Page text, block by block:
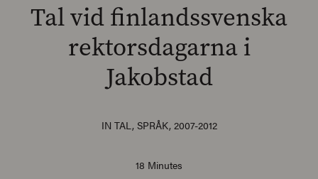
SEARCH
Tal vid finlandssvenska
rektorsdagarna i
Jakobstad
IN TAL, SPRÅK, 2007-2012
18 Minutes